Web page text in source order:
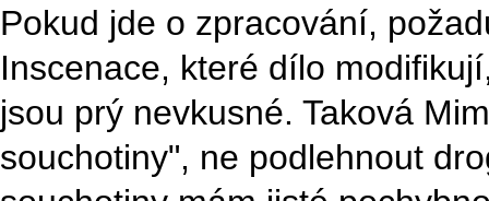
Pokud jde o zpracování,
Inscenace, které dílo
jsou prý nevkusné. Taková
souchotiny", ne podlehnout